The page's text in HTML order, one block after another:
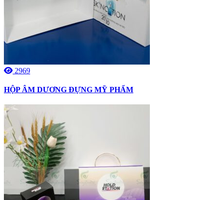
2969
HỘP ÂM DƯƠNG ĐỰNG MỸ PHẨM